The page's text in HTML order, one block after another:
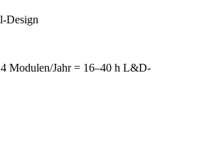
Design
Modulen/Jahr = 16–40 h L&D-